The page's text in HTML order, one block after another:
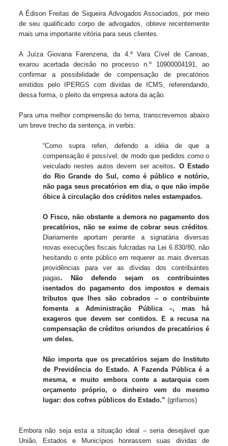
A Édison Freitas de Siqueira Advogados Associados, por meio
de seu qualificado corpo de advogados, obteve recentemente
mais uma importante vitória para seus clientes.
A Juíza Giovana Farenzena, da 4.ª Vara Cível de Canoas,
exarou acertada decisão no processo n.º 10900004191, ao
confirmar a possibilidade de compensação de precatórios
emitidos pelo IPERGS com dividas de ICMS, referendando,
dessa forma, o pleito da empresa autora da ação.
Para uma melhor compreensão do tema, transcrevemos abaixo
um breve trecho da sentença, in verbis:
“Como supra referi, defendo a idéia de que a
compensação é possível, de modo que pedidos como o
veiculado nestes autos devem ser aceitos. O Estado
do Rio Grande do Sul, como é público e notório,
não paga seus precatórios em dia, o que não impõe
óbice à circulação dos créditos neles estampados.
O Fisco, não obstante a demora no pagamento dos
precatórios, não se exime de cobrar seus créditos.
Diariamente aportam perante a signatária diversas
novas execuções fiscais fulcradas na Lei 6.830/80, não
hesitando o ente público em requerer as mais diversas
providências para ver as dívidas dos contribuintes
pagas. Não defendo sejam os contribuintes
isentados do pagamento dos impostos e demais
tributos que lhes são cobrados – o contribuinte
fomenta a Administração Pública –, mas há
exageros que devem ser contidos. E a recusa na
compensação de créditos oriundos de precatórios é
um deles.
Não importa que os precatórios sejam do Instituto
de Previdência do Estado. A Fazenda Pública é a
mesma, e muito embora conte a autarquia com
orçamento próprio, o dinheiro vem do mesmo
lugar: dos cofres públicos do Estado.” (grifamos)
Embora não seja esta a situação ideal – seria desejável que
União, Estados e Municípios honrassem suas dividas de